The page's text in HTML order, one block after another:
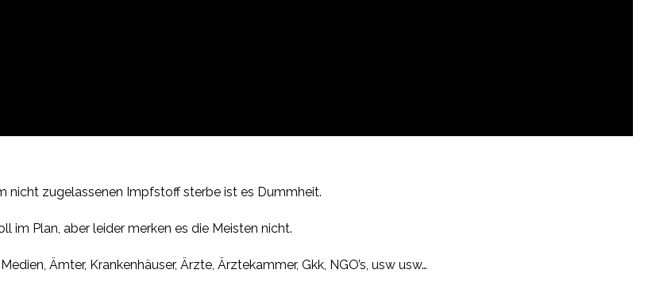
nicht zugelassenen Impfstoff sterbe ist es Dummheit.
im Plan, aber leider merken es die Meisten nicht.
Ämter, Krankenhäuser, Ärzte, Ärztekammer, Gkk, NGO’s, usw usw…